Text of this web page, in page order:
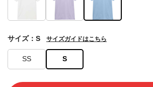
SS S
サイズ：S サイズガイドはこちら